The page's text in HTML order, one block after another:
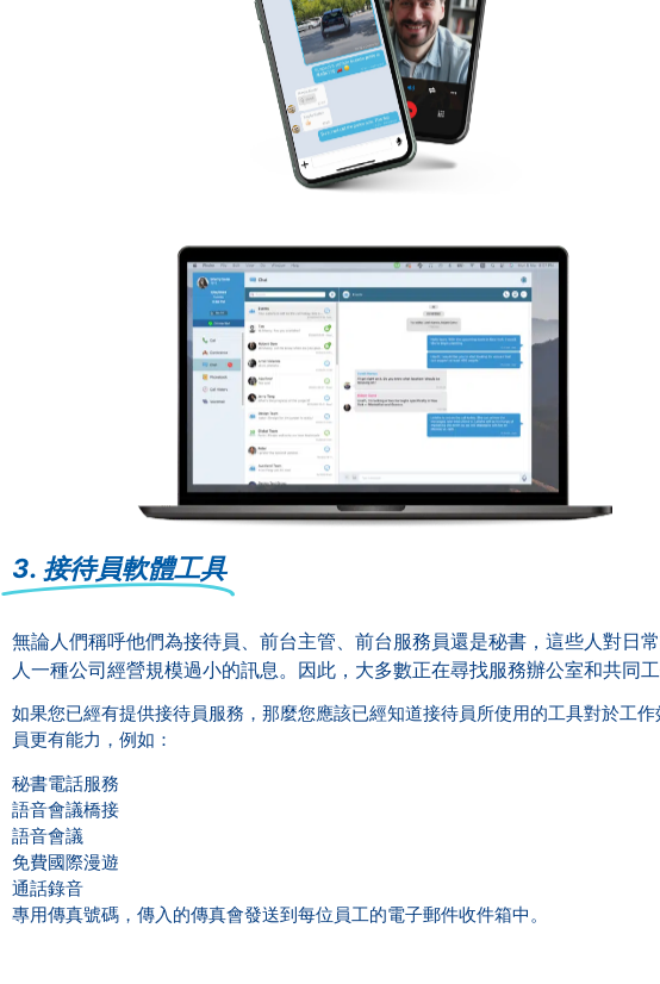
3. 接待員軟體工具
無論人們稱呼他們為接待員、前台主管、前台服務員還是秘書，這些人對日
人一種公司經營規模過小的訊息。因此，大多數正在尋找服務辦公室和共同
如果您已經有提供接待員服務，那麼您應該已經知道接待員所使用的工具對於工
員更有能力，例如：
秘書電話服務
語音會議橋接
語音會議
免費國際漫遊
通話錄音
專用傳真號碼，傳入的傳真會發送到每位員工的電子郵件收件箱中。